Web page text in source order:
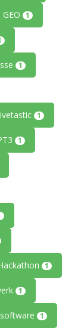
GEO 1
1
1
1
1
1
1